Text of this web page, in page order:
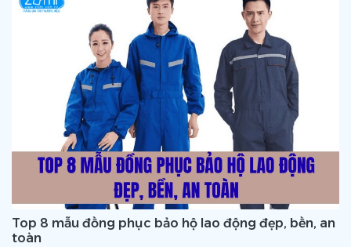
Top 8 mẫu đồng phục bảo hộ lao động đẹp, bền, an
toàn